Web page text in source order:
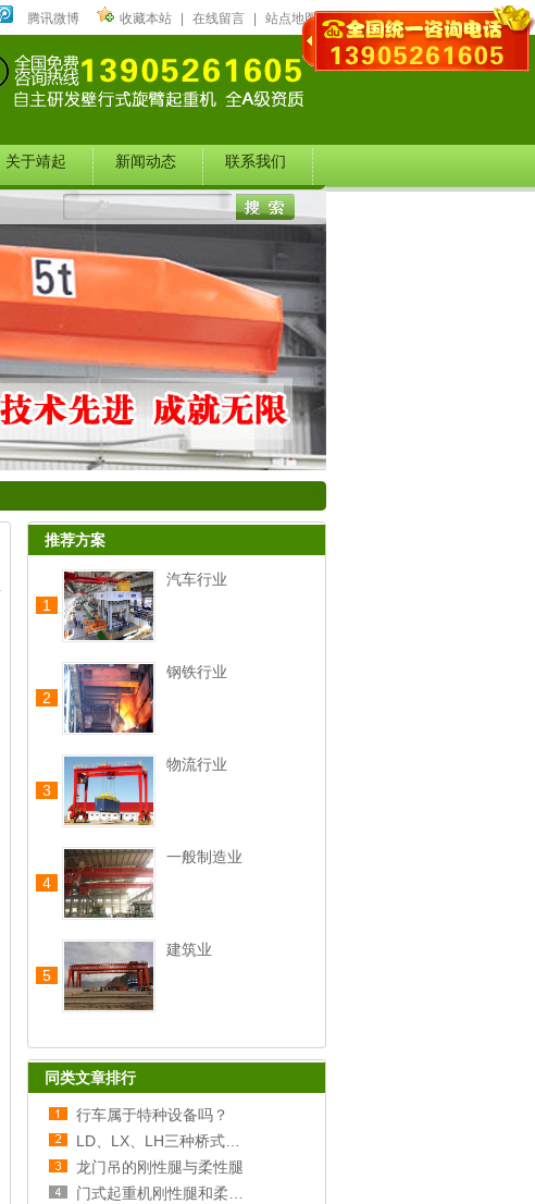
腾讯微博 收藏本站 在线留言 站点地图
关于靖起 新闻动态 联系我们
推荐方案
1
汽车行业
2
钢铁行业
3
物流行业
4
一般制造业
5
建筑业
同类文章排行
行车属于特种设备吗？
龙门吊的刚性腿与柔性腿